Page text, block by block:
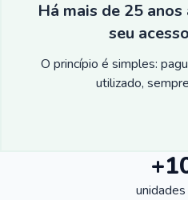
Há mais de 25
seu
O princípio é simples:
utilizado,